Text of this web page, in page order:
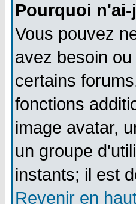
Pourquoi
Vous pouvez
avez besoin
certains
fonctions
image avatar,
un groupe
instants; il est
Revenir en